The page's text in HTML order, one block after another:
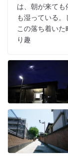
は、朝が来て
も湿っている
この落ち着い
り趣